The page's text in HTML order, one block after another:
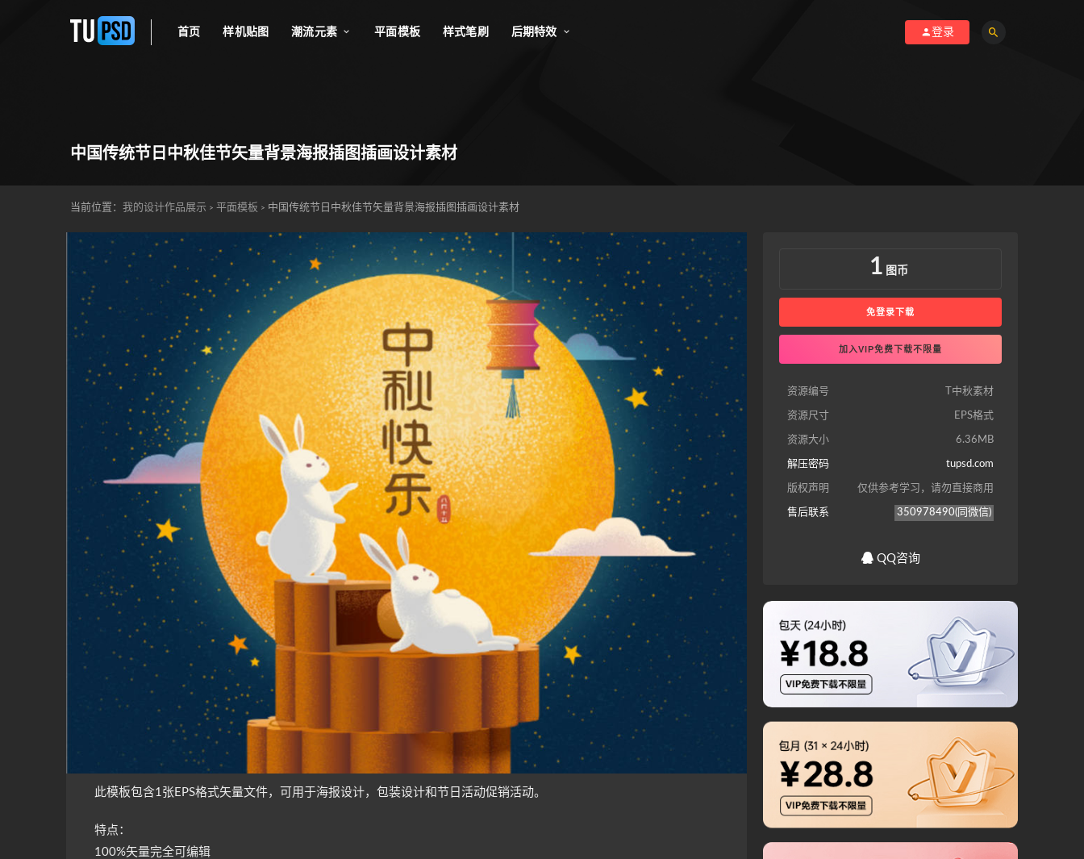
首页 样机贴图 潮流元素 平面模板 样式笔刷 后期特效 登录
中国传统节日中秋佳节矢量背景海报插图插画设计素材
当前位置： 我的设计作品展示 > 平面模板 > 中国传统节日中秋佳节矢量背景海报插图插画设计素材
此模板包含1张EPS格式矢量文件，可用于海报设计，包装设计和节日活动促销活动。
特点：
100%矢量完全可编辑
1 图币
免登录下载
加入VIP免费下载不限量
资源编号 T中秋素材
资源尺寸 EPS格式
资源大小 6.36MB
解压密码 tupsd.com
版权声明 仅供参考学习，请勿直接商用
售后联系 350978490(同微信)
QQ咨询